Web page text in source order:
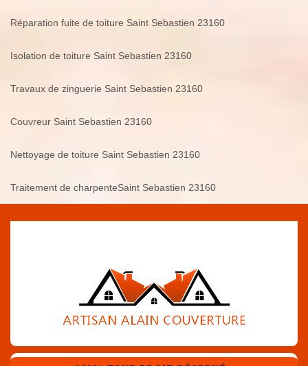
Réparation fuite de toiture Saint Sebastien 23160
Isolation de toiture Saint Sebastien 23160
Travaux de zinguerie Saint Sebastien 23160
Couvreur Saint Sebastien 23160
Nettoyage de toiture Saint Sebastien 23160
Traitement de charpenteSaint Sebastien 23160